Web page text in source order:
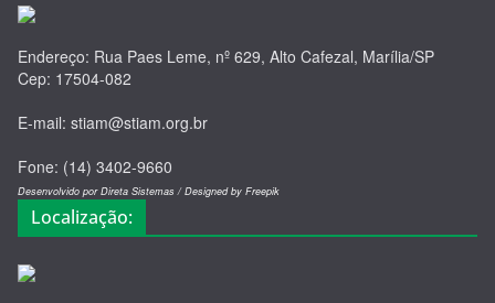
Endereço: Rua Paes Leme, nº 629, Alto Cafezal, Marília/SP
Cep: 17504-082
E-mail: stiam@stiam.org.br
Fone: (14) 3402-9660
Desenvolvido por Direta Sistemas /Designed by Freepik
Localização: